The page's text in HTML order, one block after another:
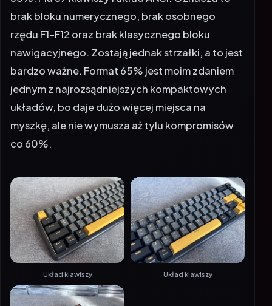
brak bloku numerycznego, brak osobnego
rzędu F1-F12 oraz brak klasycznego bloku
nawigacyjnego. Zostają jednak strzałki, a to jest
bardzo ważne. Format 65% jest moim zdaniem
jednym z najrozsądniejszych kompaktowych
układów, bo daje dużo więcej miejsca na
myszkę, ale nie wymusza aż tylu kompromisów
co 60%.
Układ klawiszy Układ klawiszy